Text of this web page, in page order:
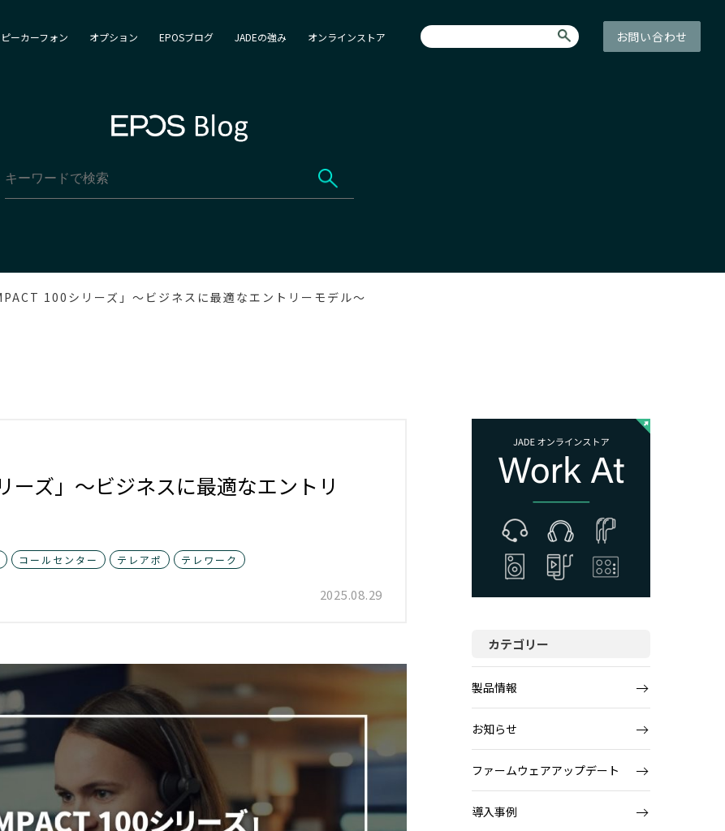
ーカーフォン オプション EPOSブログ JADEの強み オンラインストア お問い合わせ
100シリーズ」～ビジネスに最適なエントリーモデル～
ーズ」～ビジネスに最適なエントリ
コールセンター テレアポ テレワーク
2025.08.29
カテゴリー
製品情報
お知らせ
ファームウェアアップデート
導入事例